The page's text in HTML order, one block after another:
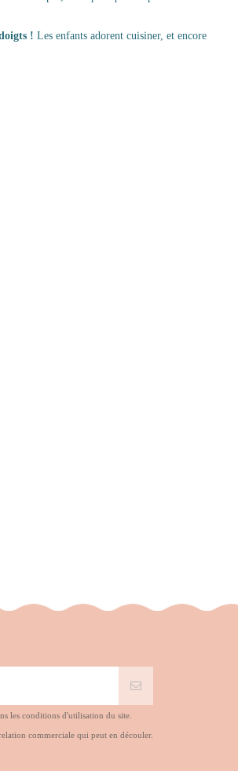
! Les enfants adorent cuisiner, et encore
les conditions d'utilisation du site.
commerciale qui peut en découler.